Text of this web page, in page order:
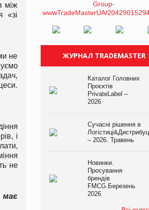
між
«зі
не
і
не
ЖУРНАЛ TRADEMASTER
Каталог Головних
Проєктів
PrivateLabel –
2026
Сучасні рішення в
– 2026. Травень
Новинки.
Просування
брендів
FMCG.Березень
2026